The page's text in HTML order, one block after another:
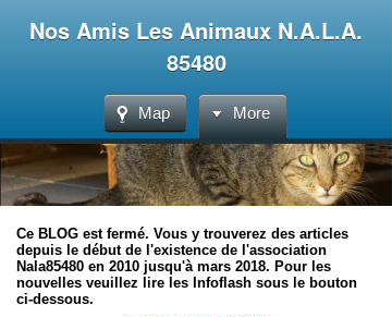
Nos Amis Les Animaux N.A.L.A.
85480
Map More
Ce BLOG est fermé. Vous y trouverez des articles
depuis le début de l'existence de l'association
Nala85480 en 2010 jusqu'à mars 2018. Pour les
nouvelles veuillez lire les Infoflash sous le bouton
ci-dessous.